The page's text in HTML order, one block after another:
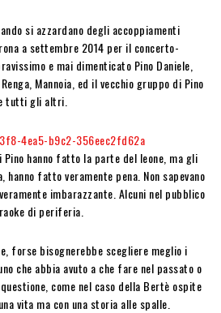
si azzardano degli accoppiamenti
a settembre 2014 per il concerto-
e mai dimenticato Pino Daniele,
Mannoia, ed il vecchio gruppo di Pino
tutti gli altri.
Pino hanno fatto la parte del leone, ma gli
hanno fatto veramente pena. Non sapevano
imbarazzante. Alcuni nel pubblico
di periferia.
forse bisognerebbe scegliere meglio i
che abbia avuto a che fare nel passato o
come nel caso della Bertè ospite
vita ma con una storia alle spalle.